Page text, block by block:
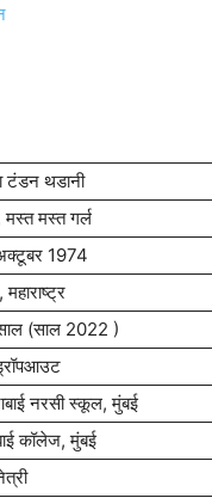
टंडन थडानी
मस्त मस्त गर्ल
1974
महाराष्ट्र
(साल 2022 )
नरसी स्कूल, मुंबई
कॉलेज, मुंबई